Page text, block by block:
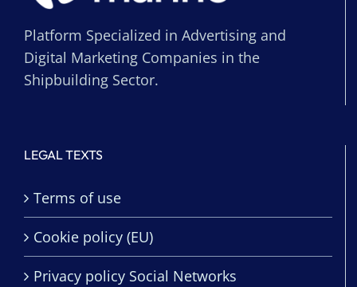
Platform Specialized in Advertising and
Digital Marketing Companies in the
Shipbuilding Sector.
LEGAL TEXTS
Terms of use
Cookie policy (EU)
Privacy policy Social Networks